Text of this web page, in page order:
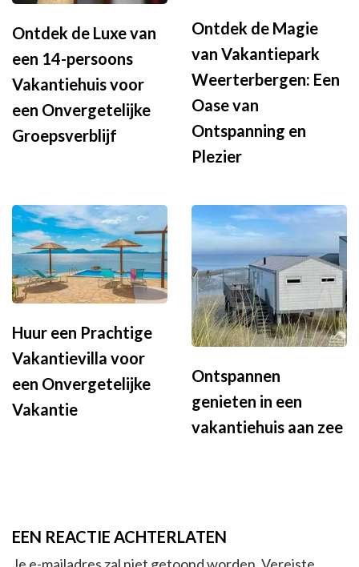
Ontdek de Luxe van
een 14-persoons
Vakantiehuis voor
een Onvergetelijke
Groepsverblijf
Ontdek de Magie
van Vakantiepark
Weerterbergen: Een
Oase van
Ontspanning en
Plezier
Huur een Prachtige
Vakantievilla voor
een Onvergetelijke
Vakantie
Ontspannen
genieten in een
vakantiehuis aan zee
EEN REACTIE ACHTERLATEN